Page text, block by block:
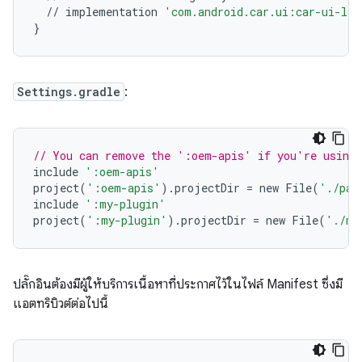
// implementation
'com.android.car.ui:car-ui-
}
Settings.gradle :
// You can remove the ':oem-apis' if you're
include ':oem-apis'
project( ':oem-apis' ).projectDir = new File( './
include ':my-plugin'
project( ':my-plugin' ).projectDir = new File( './
ปลั๊กอินต้องมีผู้ให้บริการเนื้อหาที่ประกาศไว้ในไฟล์ Manifest ซึ่งมี
แอตทริบิวต์ต่อไปนี้